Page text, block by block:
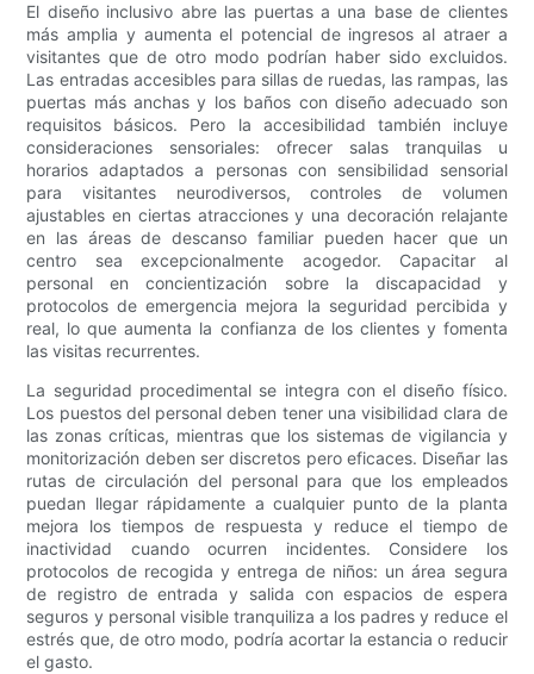
El diseño inclusivo abre las puertas a una base de clientes
más amplia y aumenta el potencial de ingresos al atraer a
visitantes que de otro modo podrían haber sido excluidos.
Las entradas accesibles para sillas de ruedas, las rampas, las
puertas más anchas y los baños con diseño adecuado son
requisitos básicos. Pero la accesibilidad también incluye
consideraciones sensoriales: ofrecer salas tranquilas u
horarios adaptados a personas con sensibilidad sensorial
para visitantes neurodiversos, controles de volumen
ajustables en ciertas atracciones y una decoración relajante
en las áreas de descanso familiar pueden hacer que un
centro sea excepcionalmente acogedor. Capacitar al
personal en concientización sobre la discapacidad y
protocolos de emergencia mejora la seguridad percibida y
real, lo que aumenta la confianza de los clientes y fomenta
las visitas recurrentes.
La seguridad procedimental se integra con el diseño físico.
Los puestos del personal deben tener una visibilidad clara de
las zonas críticas, mientras que los sistemas de vigilancia y
monitorización deben ser discretos pero eficaces. Diseñar las
rutas de circulación del personal para que los empleados
puedan llegar rápidamente a cualquier punto de la planta
mejora los tiempos de respuesta y reduce el tiempo de
inactividad cuando ocurren incidentes. Considere los
protocolos de recogida y entrega de niños: un área segura
de registro de entrada y salida con espacios de espera
seguros y personal visible tranquiliza a los padres y reduce el
estrés que, de otro modo, podría acortar la estancia o reducir
el gasto.